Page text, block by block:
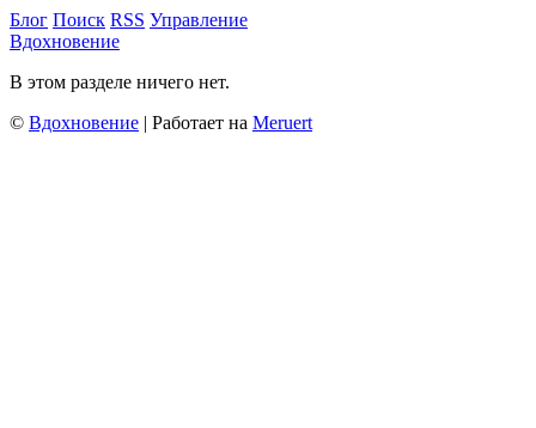
Блог Поиск RSS Управление
Вдохновение
В этом разделе ничего нет.
© Вдохновение | Работает на Meruert